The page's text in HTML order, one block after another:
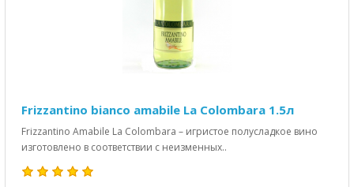
Frizzantino bianco amabile La Colombara 1.5л
Frizzantino Amabile La Colombara – игристое полусладкое вино
изготовлено в соответствии с неизменных..